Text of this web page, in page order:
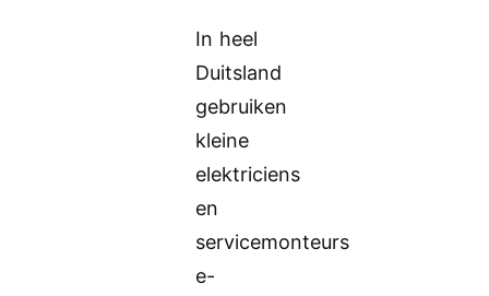
In heel
Duitsland
gebruiken
kleine
elektriciens
en
servicemonteurs
e-